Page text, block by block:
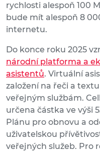
rychlosti alespoň 100
bude mít alespoň 8
internetu.
Do konce roku 2025
národní platforma a
asistentů. Virtuální
založení na řeči a
veřejným službám.
určena částka ve výši
Plánu pro obnovu a
uživatelskou
veřejných služeb. Pro